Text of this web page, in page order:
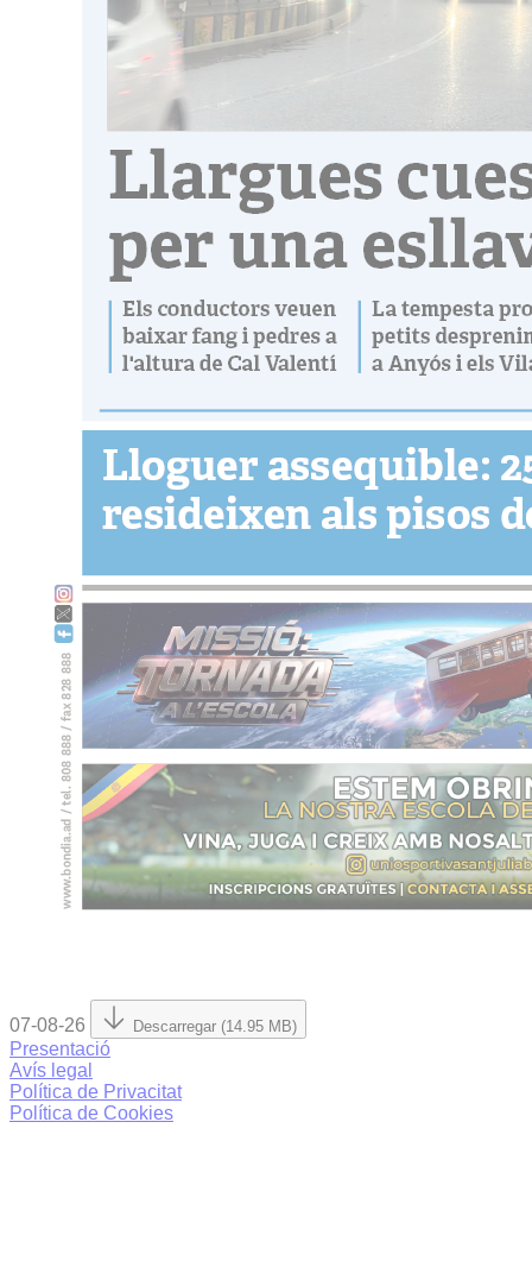
07-08-26 Descarregar (14.95 MB)
Presentació
Avís legal
Política de Privacitat
Política de Cookies